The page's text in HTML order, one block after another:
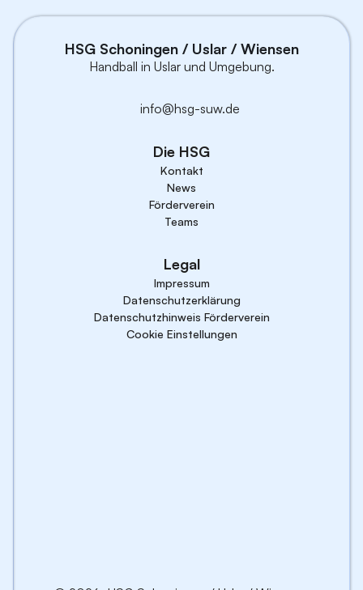
HSG Schoningen / Uslar / Wiensen
Handball in Uslar und Umgebung.
info@hsg-suw.de
Die HSG
Kontakt
News
Förderverein
Teams
Legal
Impressum
Datenschutzerklärung
Datenschutzhinweis Förderverein
Cookie Einstellungen